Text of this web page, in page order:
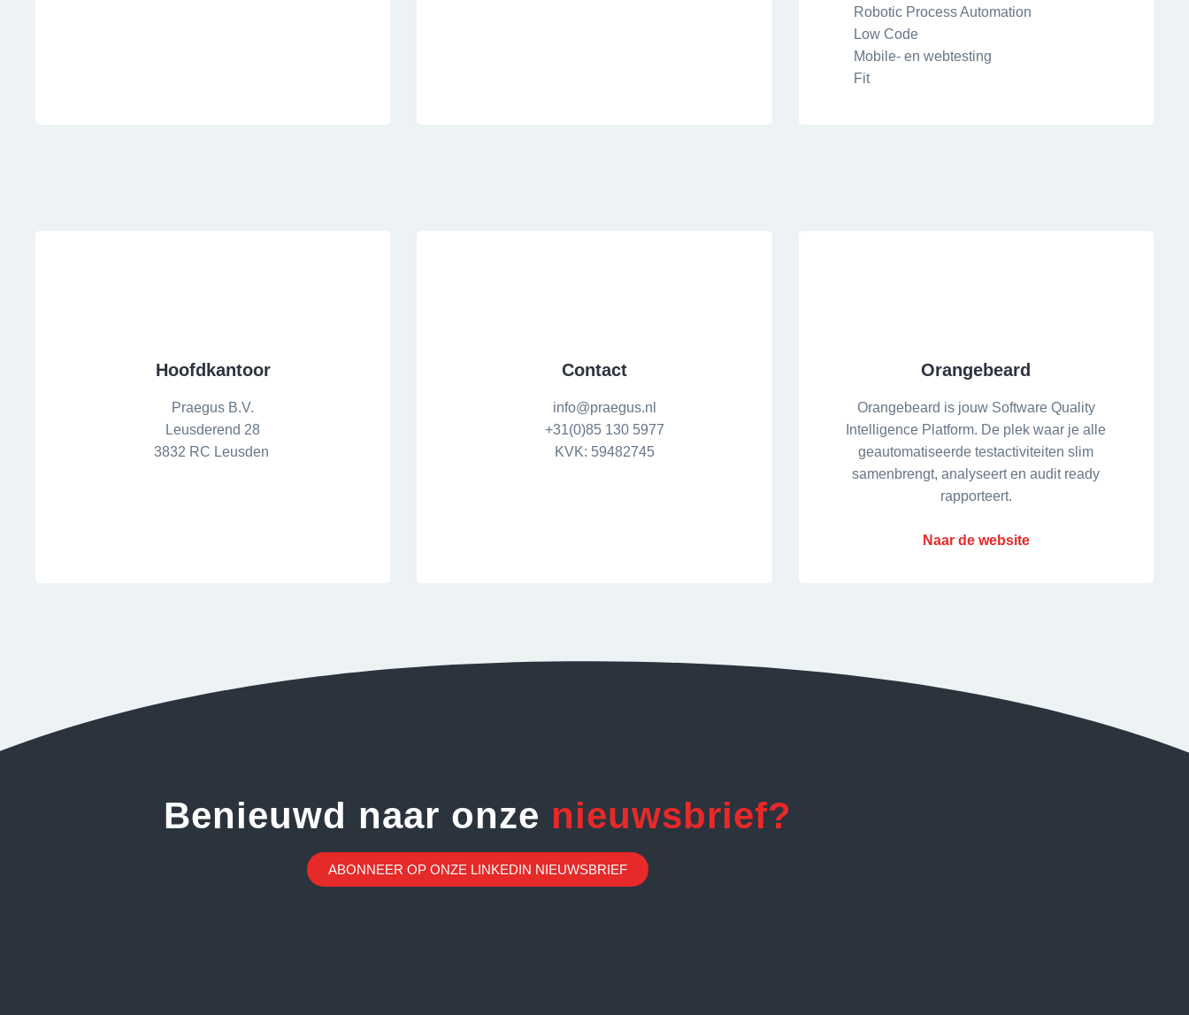
Robotic Process Automation
Low Code
Mobile- en webtesting
Fit
Hoofdkantoor
Praegus B.V.
Leusderend 28
3832 RC Leusden
Contact
info@praegus.nl
+31(0)85 130 5977
KVK: 59482745
Orangebeard
Orangebeard is jouw Software Quality
Intelligence Platform. De plek waar je alle
geautomatiseerde testactiviteiten slim
samenbrengt, analyseert en audit ready
rapporteert.
Naar de website
Benieuwd naar onze nieuwsbrief?
ABONNEER OP ONZE LINKEDIN NIEUWSBRIEF